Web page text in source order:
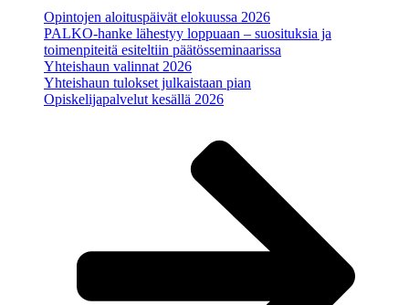
Opintojen aloituspäivät elokuussa 2026
PALKO-hanke lähestyy loppuaan – suosituksia ja
toimenpiteitä esiteltiin päätösseminaarissa
Yhteishaun valinnat 2026
Yhteishaun tulokset julkaistaan pian
Opiskelijapalvelut kesällä 2026